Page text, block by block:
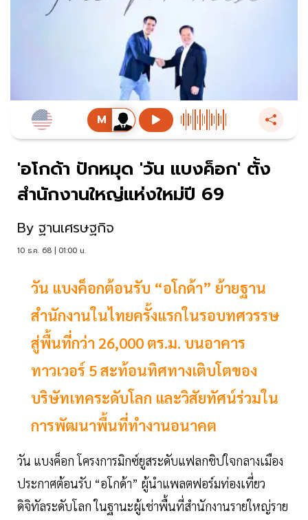
'อโกด้า ปักหมุด 'วัน แบงค็อก' ตั้ง
สำนักงานใหญ่แห่งใหม่ปี 69
By ฐานเศรษฐกิจ
10 ธ.ค. 68 | 01:00 น.
วัน แบงค็อกต้อนรับ “อโกด้า” ย้ายฐาน
สำนักงานในไทยครั้งแรกในรอบทศวรรษ
สู่พื้นที่กว่า 26,000 ตร.ม. บนอาคาร
ทาวเวอร์ 5 สะท้อนทิศทางเติบโตของ
บริษัทเทคระดับโลก และวิสัยทัศน์ร่วมใน
การพัฒนาพื้นที่ทำงานอนาคต
วัน แบงค็อก โครงการมิกซ์ยูสระดับแฟลกชิปใจกลางเมือง
ประกาศต้อนรับ “อโกด้า” ผู้นำแพลตฟอร์มท่องเที่ยว
ดิจิทัลระดับโลก ในฐานะผู้เช่าพื้นที่สำนักงานรายใหญ่ราย